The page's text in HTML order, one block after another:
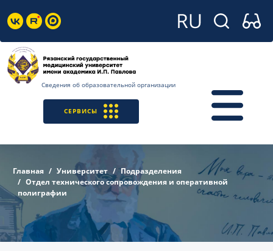
Сведения об образовательной организации
СЕРВИСЫ
Главная Университет
Подразделения
Отдел технического сопровождения и оперативной
полиграфии